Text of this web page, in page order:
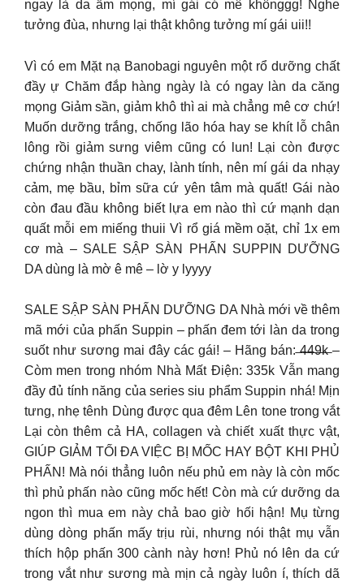
ngay là da ẩm mọng, mí gái có mê khônggg! Nghe
tưởng đùa, nhưng lại thật không tưởng mí gái uii!!
Vì có em Mặt nạ Banobagi nguyên một rổ dưỡng chất
đầy ự Chăm đắp hàng ngày là có ngay làn da căng
mọng Giảm sần, giảm khô thì ai mà chẳng mê cơ chứ!
Muốn dưỡng trắng, chống lão hóa hay se khít lỗ chân
lông rồi giảm sưng viêm cũng có lun! Lại còn được
chứng nhận thuần chay, lành tính, nên mí gái da nhạy
cảm, mẹ bầu, bỉm sữa cứ yên tâm mà quất! Gái nào
còn đau đầu không biết lựa em nào thì cứ mạnh dạn
quất mỗi em miếng thuii Vì rổ giá mềm oặt, chỉ 1x em
cơ mà – SALE SẬP SÀN PHẤN SUPPIN DƯỠNG
DA dùng là mờ ê mê – lờ y lyyyy
SALE SẬP SÀN PHẤN DƯỠNG DA Nhà mới về thêm
mã mới của phấn Suppin – phấn đem tới làn da trong
suốt như sương mai đây các gái! – Hãng bán: ̶4̶̶4̶̶9̶̶k̶ –
Còm men trong nhóm Nhà Mất Điện: 335k Vẫn mang
đầy đủ tính năng của series siu phẩm Suppin nhá! Mịn
tưng, nhẹ tênh Dùng được qua đêm Lên tone trong vắt
Lại còn thêm cả HA, collagen và chiết xuất thực vật,
GIÚP GIẢM TỐI ĐA VIỆC BỊ MỐC HAY BỘT KHI PHỦ
PHẤN! Mà nói thẳng luôn nếu phủ em này là còn mốc
thì phủ phấn nào cũng mốc hết! Còn mà cứ dưỡng da
ngon thì mua em này chả bao giờ hối hận! Mụ từng
dùng dòng phấn mấy trịu rùi, nhưng nói thật mụ vẫn
thích hộp phấn 300 cành này hơn! Phủ nó lên da cứ
trong vắt như sương mà mịn cả ngày luôn í, thích dã